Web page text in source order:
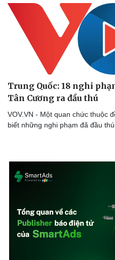
Trung Quốc: 18 nghi
Tân Cương ra đầu thú
VOV.VN - Một quan chức thuộc
biết những nghi phạm đã đầu